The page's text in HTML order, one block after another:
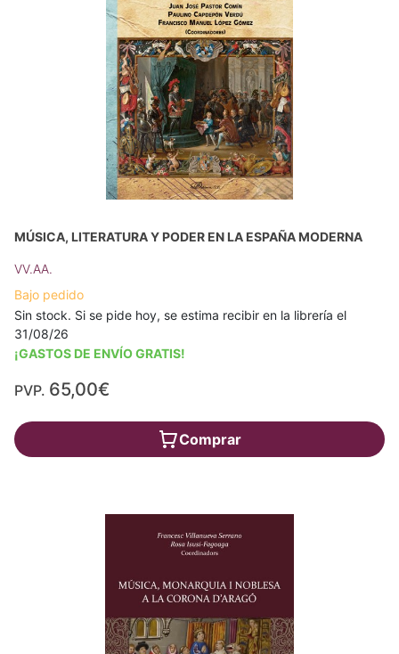
MÚSICA, LITERATURA Y PODER EN LA ESPAÑA MODERNA
VV.AA.
Bajo pedido
Sin stock. Si se pide hoy, se estima recibir en la librería el
31/08/26
¡GASTOS DE ENVÍO GRATIS!
PVP. 65,00€
Comprar